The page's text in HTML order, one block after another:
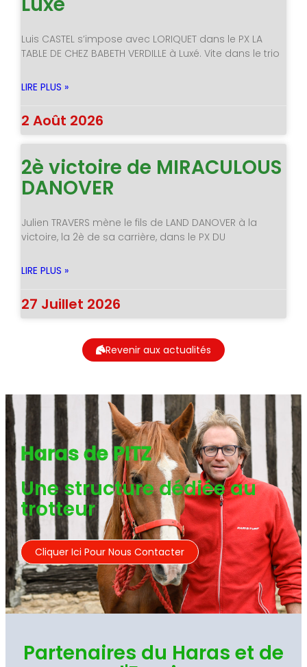
Luis CASTEL s’impose avec LORIQUET dans le PX LA
TABLE DE CHEZ BABETH VERDILLE à Luxé. Vite dans le trio
LIRE PLUS »
2 Août 2026
2è victoire de MIRACULOUS
DANOVER
Julien TRAVERS mène le fils de LAND DANOVER à la
victoire, la 2è de sa carrière, dans le PX DU
LIRE PLUS »
27 Juillet 2026
Revenir aux actualités
Haras de PITZ
Une structure dédiée au
trotteur
Cliquer Ici Pour Nous Contacter
Partenaires du Haras et de